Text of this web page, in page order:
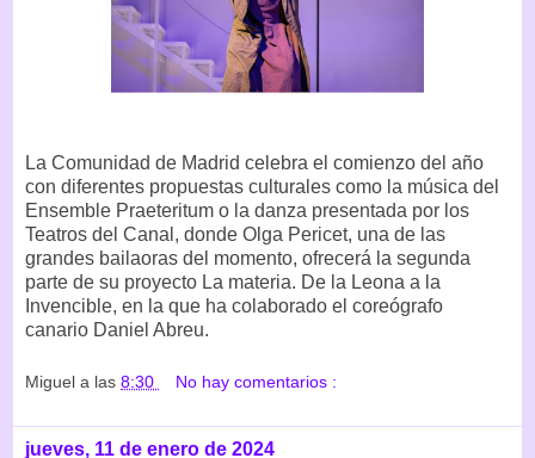
La Comunidad de Madrid celebra el comienzo del año
con diferentes propuestas culturales como la música del
Ensemble Praeteritum o la danza presentada por los
Teatros del Canal, donde Olga Pericet, una de las
grandes bailaoras del momento, ofrecerá la segunda
parte de su proyecto La materia. De la Leona a la
Invencible, en la que ha colaborado el coreógrafo
canario Daniel Abreu.
Miguel a las 8:30 No hay comentarios :
jueves, 11 de enero de 2024